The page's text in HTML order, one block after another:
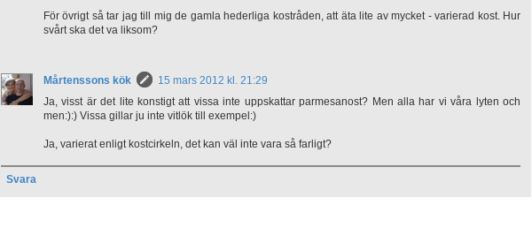
För övrigt så tar jag till mig de gamla hederliga kostråden, att äta lite av mycket - varierad kost. Hur
svårt ska det va liksom?
Mårtenssons kök
15 mars 2012 kl. 21:29
Ja, visst är det lite konstigt att vissa inte uppskattar parmesanost? Men alla har vi våra lyten och
men:):) Vissa gillar ju inte vitlök till exempel:)
Ja, varierat enligt kostcirkeln, det kan väl inte vara så farligt?
Svara